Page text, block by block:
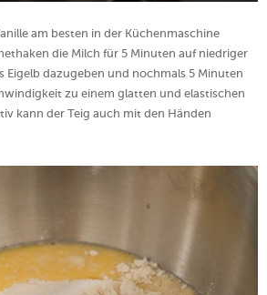
am besten in der Küchenmaschine
die Milch für 5 Minuten auf niedriger
Eigelb dazugeben und nochmals 5 Minuten
zu einem glatten und elastischen
kann der Teig auch mit den Händen